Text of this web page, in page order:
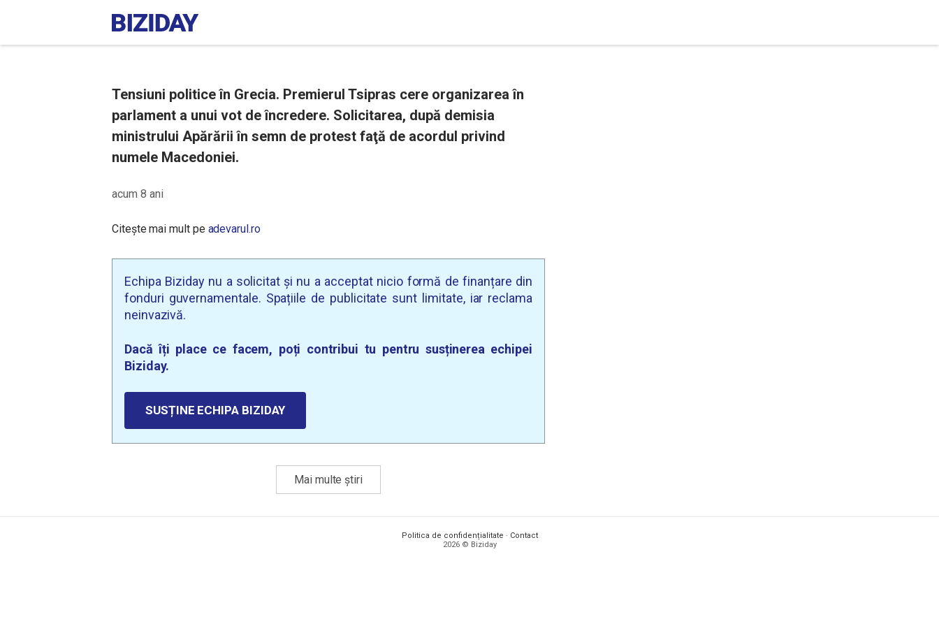
Tensiuni politice în Grecia. Premierul Tsipras cere organizarea în
parlament a unui vot de încredere. Solicitarea, după demisia
ministrului Apărării în semn de protest faţă de acordul privind
numele Macedoniei.
acum 8 ani
Citește mai mult pe adevarul.ro
Echipa Biziday nu a solicitat și nu a acceptat nicio formă de finanțare din
fonduri guvernamentale. Spațiile de publicitate sunt limitate, iar reclama
neinvazivă.
Dacă îți place ce facem, poți contribui tu pentru susținerea echipei
Biziday.
SUSȚINE ECHIPA BIZIDAY
Mai multe știri
Politica de confidențialitate · Contact
2026 © Biziday